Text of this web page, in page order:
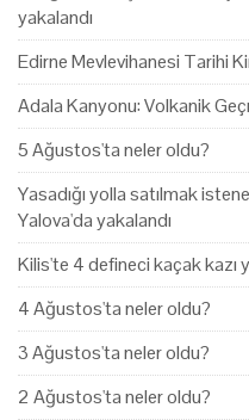
yakalandı
Edirne Mevlevihanesi Tarihi
Adala Kanyonu: Volkanik
5 Ağustos'ta neler oldu?
Yasadığı yolla satılmak
Yalova'da yakalandı
Kilis'te 4 defineci kaçak kazı
4 Ağustos'ta neler oldu?
3 Ağustos'ta neler oldu?
2 Ağustos'ta neler oldu?